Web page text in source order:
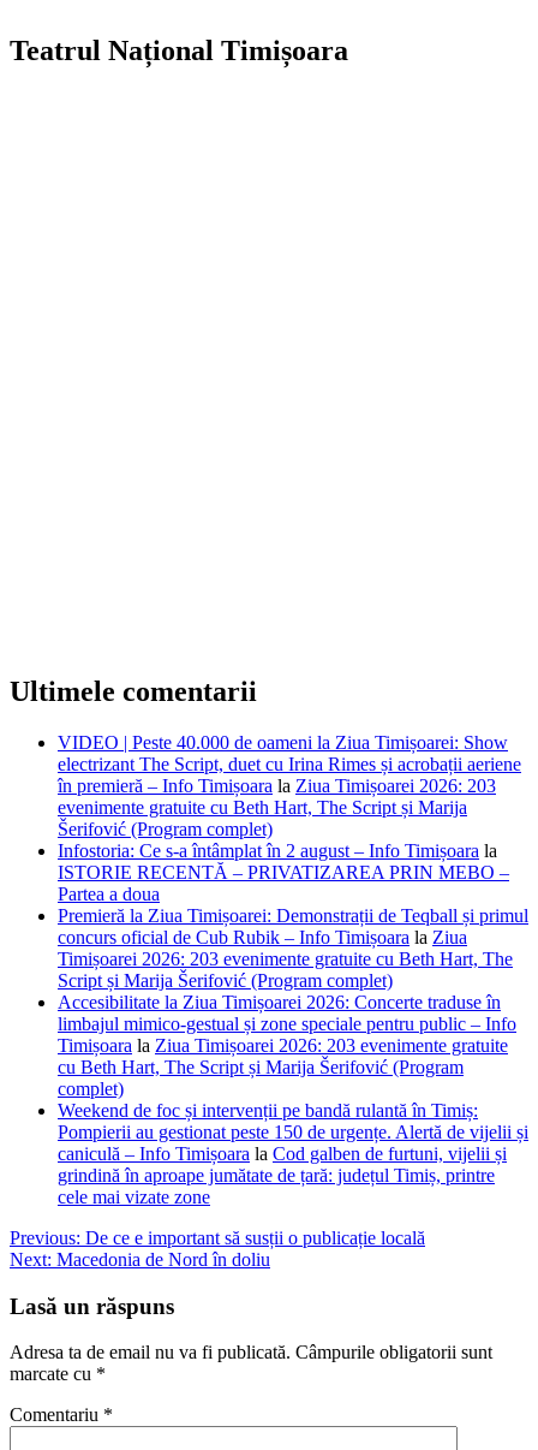
Teatrul Național Timișoara
Ultimele comentarii
VIDEO | Peste 40.000 de oameni la Ziua Timișoarei: Show
electrizant The Script, duet cu Irina Rimes și acrobații aeriene
în premieră – Info Timișoara la Ziua Timișoarei 2026: 203
evenimente gratuite cu Beth Hart, The Script și Marija
Šerifović (Program complet)
Infostoria: Ce s-a întâmplat în 2 august – Info Timișoara la
ISTORIE RECENTĂ – PRIVATIZAREA PRIN MEBO –
Partea a doua
Premieră la Ziua Timișoarei: Demonstrații de Teqball și primul
concurs oficial de Cub Rubik – Info Timișoara la Ziua
Timișoarei 2026: 203 evenimente gratuite cu Beth Hart, The
Script și Marija Šerifović (Program complet)
Accesibilitate la Ziua Timișoarei 2026: Concerte traduse în
limbajul mimico-gestual și zone speciale pentru public – Info
Timișoara la Ziua Timișoarei 2026: 203 evenimente gratuite
cu Beth Hart, The Script și Marija Šerifović (Program
complet)
Weekend de foc și intervenții pe bandă rulantă în Timiș:
Pompierii au gestionat peste 150 de urgențe. Alertă de vijelii și
caniculă – Info Timișoara la Cod galben de furtuni, vijelii și
grindină în aproape jumătate de țară: județul Timiș, printre
cele mai vizate zone
Navigare
în
articole
Previous: De ce e important să susții o publicație locală
Next: Macedonia de Nord în doliu
Lasă un răspuns
Adresa ta de email nu va fi publicată. Câmpurile obligatorii sunt
marcate cu *
Comentariu *